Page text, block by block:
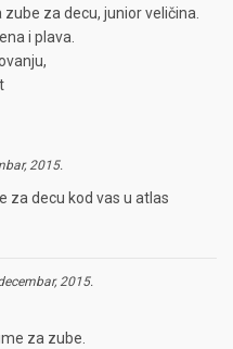
za decu, junior veličina.
i plava.
2015.
za decu kod vas u atlas
2015.
za zube.